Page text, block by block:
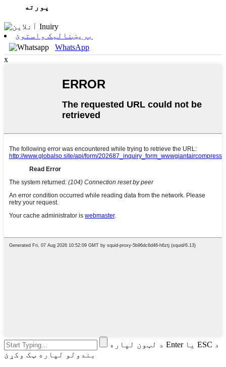
پورته
بریښنالیک واستوئ
WhatsApp
x
د لټون لپاره Enter یا ESC د
بندولو لپاره ټک وکړئ